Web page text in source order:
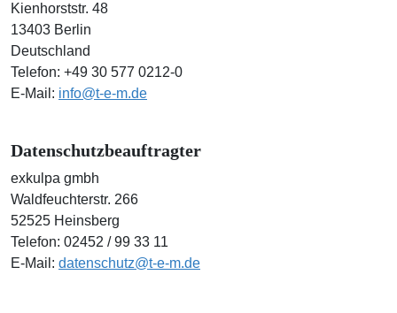
Kienhorststr. 48
13403 Berlin
Deutschland
Telefon: +49 30 577 0212-0
E-Mail: info@t-e-m.de
Datenschutzbeauftragter
exkulpa gmbh
Waldfeuchterstr. 266
52525 Heinsberg
Telefon: 02452 / 99 33 11
E-Mail: datenschutz@t-e-m.de